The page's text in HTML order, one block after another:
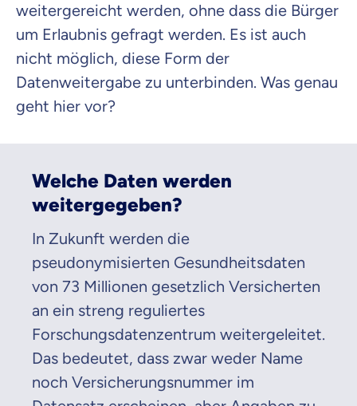
weitergereicht werden, ohne dass die Bürger
um Erlaubnis gefragt werden. Es ist auch
nicht möglich, diese Form der
Datenweitergabe zu unterbinden. Was genau
geht hier vor?
Welche Daten werden
weitergegeben?
In Zukunft werden die
pseudonymisierten Gesundheitsdaten
von 73 Millionen gesetzlich Versicherten
an ein streng reguliertes
Forschungsdatenzentrum weitergeleitet.
Das bedeutet, dass zwar weder Name
noch Versicherungsnummer im